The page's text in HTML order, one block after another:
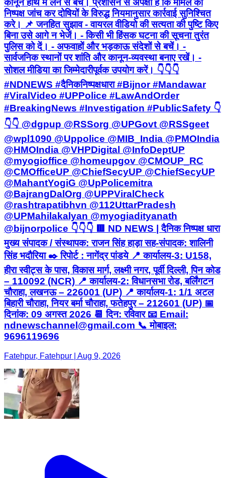
कानून हाथ में लेने से बचें। प्रशासन से अपेक्षा है कि मामले की
निष्पक्ष जांच कर दोषियों के विरुद्ध नियमानुसार कार्रवाई सुनिश्चित
करे। 📌 जनहित सुझाव - वायरल वीडियो की सत्यता की पुष्टि किए
बिना उसे आगे न भेजें। - किसी भी हिंसक घटना की सूचना तुरंत
पुलिस को दें। - अफवाहों और भड़काऊ संदेशों से बचें। -
सार्वजनिक स्थानों पर शांति और कानून-व्यवस्था बनाए रखें। -
सोशल मीडिया का जिम्मेदारीपूर्वक उपयोग करें। 👇👇👇
#NDNEWS #दैनिकनिष्पक्षधारा #Bijnor #Mandawar
#ViralVideo #UPPolice #LawAndOrder
#BreakingNews #Investigation #PublicSafety 👇
👇👇 @dgpup @RSSorg @UPGovt @RSSgeet
@wpl1090 @Uppolice @MIB_India @PMOIndia
@HMOIndia @VHPDigital @InfoDeptUP
@myogioffice @homeupgov @CMOUP_RC
@CMOfficeUP @ChiefSecyUP @ChiefSecyUP
@MahantYogiG @UpPolicemitra
@BajrangDalOrg @UPPViralCheck
@rashtrapatibhvn @112UttarPradesh
@UPMahilakalyan @myogiadityanath
@bijnorpolice 👇👇👇 🟥 ND NEWS | दैनिक निष्पक्ष धारा
मुख्य संपादक / संस्थापक: राजन सिंह हाड़ा सह-संपादक: शालिनी
सिंह भदौरिया ✒️ रिपोर्ट : नागेंद्र पांडये 📍 कार्यालय-3: U158,
हीरा स्वीट्स के पास, विकास मार्ग, लक्ष्मी नगर, पूर्वी दिल्ली, पिन कोड
– 110092 (NCR) 📍 कार्यालय-2: विधानसभा रोड, बर्लिंगटन
चौराहा, लखनऊ – 226001 (UP) 📍 कार्यालय-1: 1/1 अटल
बिहारी चौराहा, नियर बर्मा चौराहा, फतेहपुर – 212601 (UP) 📅
दिनांक: 09 अगस्त 2026 📆 दिन: रविवार 📧 Email:
ndnewschannel@gmail.com 📞 मोबाइल:
9696119696
Fatehpur, Fatehpur | Aug 9, 2026